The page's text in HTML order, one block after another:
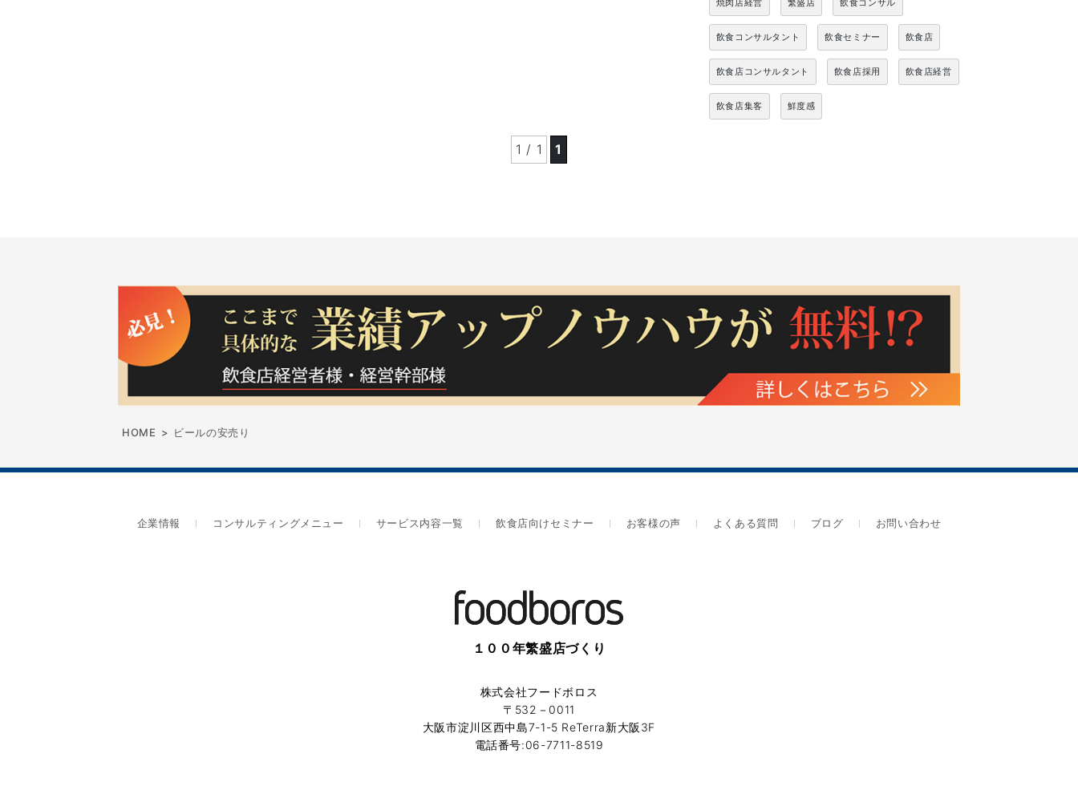
飲食コンサルタント 飲食セミナー 飲食店
飲食店コンサルタント 飲食店採用 飲食店経営
飲食店集客 鮮度感
1 / 1 1
HOME > ビールの安売り
企業情報 コンサルティングメニュー サービス内容一覧 飲食店向けセミナー お客様の声 よくある質問 ブログ お問い合わせ
１００年繁盛店づくり
株式会社フードボロス
〒532－0011
大阪市淀川区西中島7-1-5 ReTerra新大阪3F
電話番号:06-7711-8519